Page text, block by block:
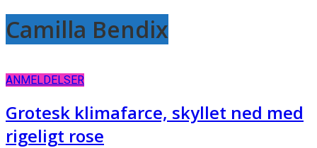
Camilla Bendix
ANMELDELSER
Grotesk klimafarce, skyllet ned med
rigeligt rose